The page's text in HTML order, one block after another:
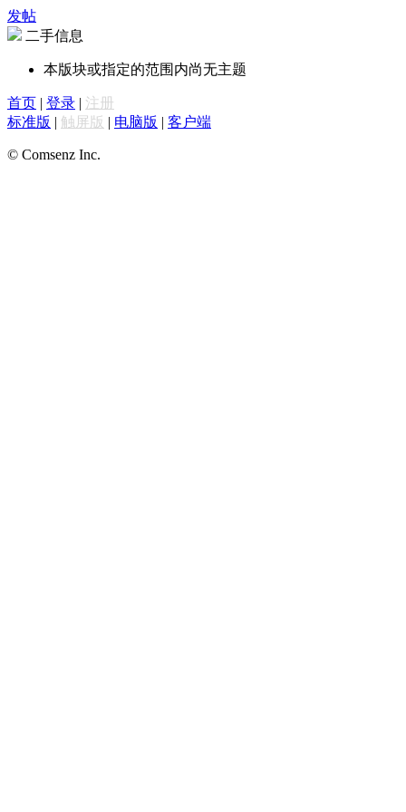
发帖
二手信息
本版块或指定的范围内尚无主题
首页 | 登录 | 注册
标准版 | 触屏版 | 电脑版 | 客户端
© Comsenz Inc.